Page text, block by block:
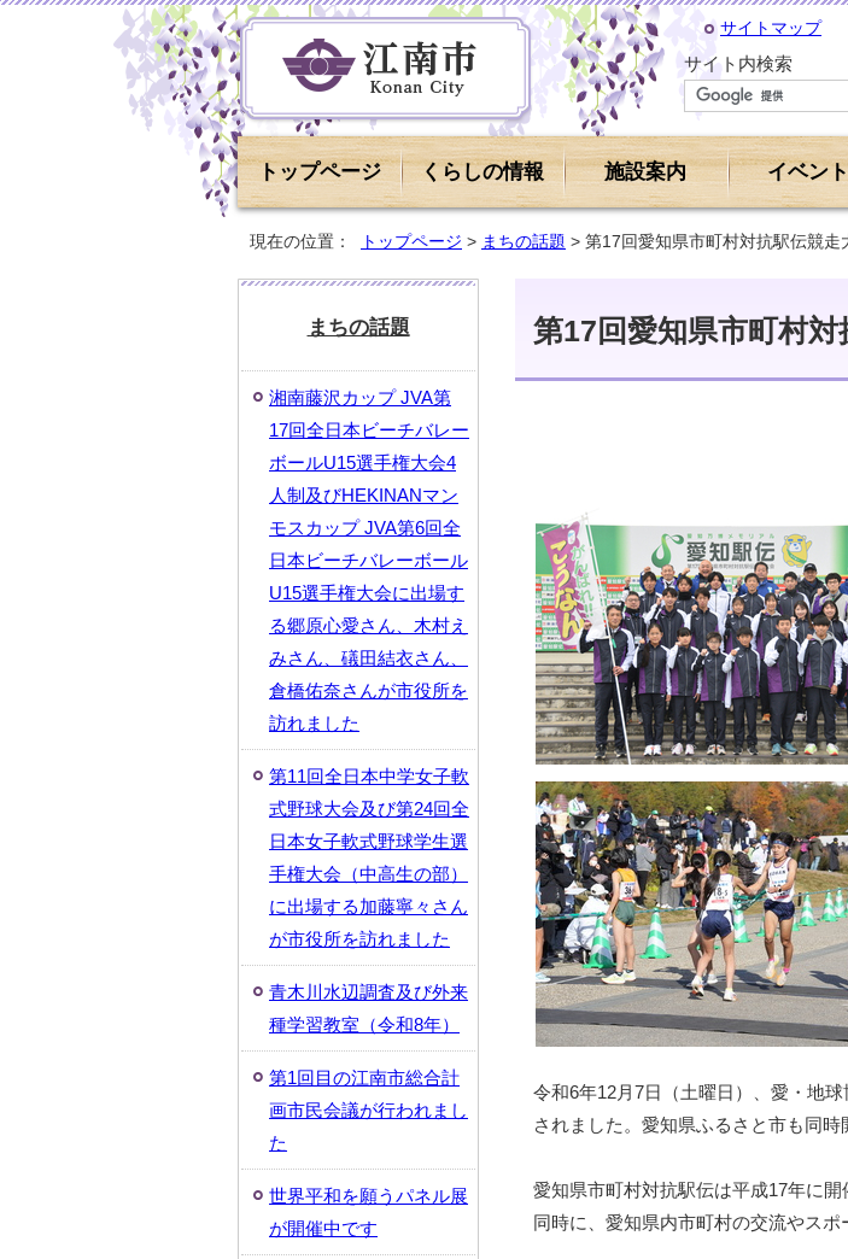
サイトマップ
サイト内検索
トップページ くらしの情報 施設案内 イベン
現在の位置： トップページ > まちの話題 > 第17回愛知県市町村対抗駅伝競走
第17回愛知県市町村
令和6年12月7日（土曜日）、愛・地
されました。愛知県ふるさと市も同
愛知県市町村対抗駅伝は平成17年に
同時に、愛知県内市町村の交流やスポ
まちの話題
湘南藤沢カップ JVA第
17回全日本ビーチバレー
ボールU15選手権大会4
人制及びHEKINANマン
モスカップ JVA第6回全
日本ビーチバレーボール
U15選手権大会に出場す
る郷原心愛さん、木村え
みさん、礒田結衣さん、
倉橋佑奈さんが市役所を
訪れました
第11回全日本中学女子軟
式野球大会及び第24回全
日本女子軟式野球学生選
手権大会（中高生の部）
に出場する加藤寧々さん
が市役所を訪れました
青木川水辺調査及び外来
種学習教室（令和8年）
第1回目の江南市総合計
画市民会議が行われまし
た
世界平和を願うパネル展
が開催中です